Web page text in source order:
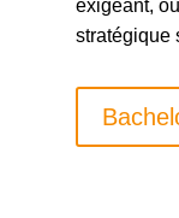
exigeant,
stratégique